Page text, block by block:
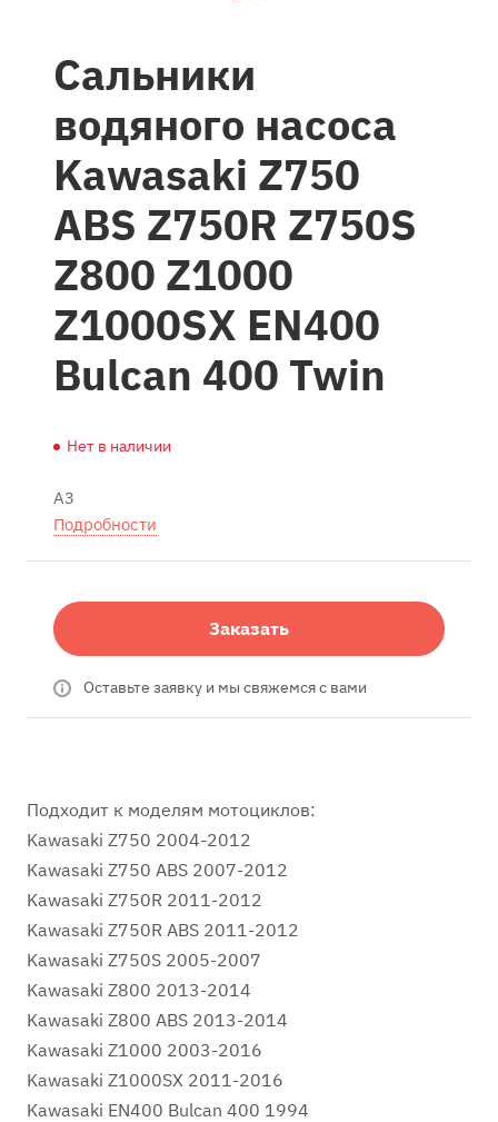
Сальники
водяного насоса
Kawasaki Z750
ABS Z750R Z750S
Z800 Z1000
Z1000SX EN400
Bulcan 400 Twin
Нет в наличии
A3
Подробности
Заказать
Оставьте заявку и мы свяжемся с вами
Подходит к моделям мотоциклов:
Kawasaki Z750 2004-2012
Kawasaki Z750 ABS 2007-2012
Kawasaki Z750R 2011-2012
Kawasaki Z750R ABS 2011-2012
Kawasaki Z750S 2005-2007
Kawasaki Z800 2013-2014
Kawasaki Z800 ABS 2013-2014
Kawasaki Z1000 2003-2016
Kawasaki Z1000SX 2011-2016
Kawasaki EN400 Bulcan 400 1994